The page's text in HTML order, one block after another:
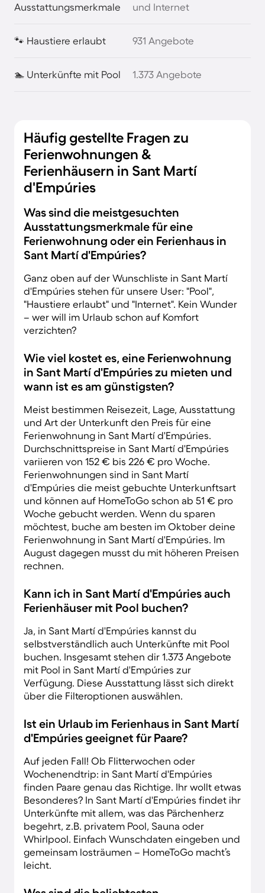
Ausstattungsmerkmale
und Internet
🐾 Haustiere erlaubt 931 Angebote
🏊 Unterkünfte mit Pool 1.373 Angebote
Häufig gestellte Fragen zu
Ferienwohnungen &
Ferienhäusern in Sant Martí
d'Empúries
Was sind die meistgesuchten
Ausstattungsmerkmale für eine
Ferienwohnung oder ein Ferienhaus in
Sant Martí d'Empúries?
Ganz oben auf der Wunschliste in Sant Martí
d'Empúries stehen für unsere User: "Pool",
"Haustiere erlaubt" und "Internet". Kein Wunder
– wer will im Urlaub schon auf Komfort
verzichten?
Wie viel kostet es, eine Ferienwohnung
in Sant Martí d'Empúries zu mieten und
wann ist es am günstigsten?
Meist bestimmen Reisezeit, Lage, Ausstattung
und Art der Unterkunft den Preis für eine
Ferienwohnung in Sant Martí d'Empúries.
Durchschnittspreise in Sant Martí d'Empúries
variieren von 152 € bis 226 € pro Woche.
Ferienwohnungen sind in Sant Martí
d'Empúries die meist gebuchte Unterkunftsart
und können auf HomeToGo schon ab 51 € pro
Woche gebucht werden. Wenn du sparen
möchtest, buche am besten im Oktober deine
Ferienwohnung in Sant Martí d'Empúries. Im
August dagegen musst du mit höheren Preisen
rechnen.
Kann ich in Sant Martí d'Empúries auch
Ferienhäuser mit Pool buchen?
Ja, in Sant Martí d'Empúries kannst du
selbstverständlich auch Unterkünfte mit Pool
buchen. Insgesamt stehen dir 1.373 Angebote
mit Pool in Sant Martí d'Empúries zur
Verfügung. Diese Ausstattung lässt sich direkt
über die Filteroptionen auswählen.
Ist ein Urlaub im Ferienhaus in Sant Martí
d'Empúries geeignet für Paare?
Auf jeden Fall! Ob Flitterwochen oder
Wochenendtrip: in Sant Martí d'Empúries
finden Paare genau das Richtige. Ihr wollt etwas
Besonderes? In Sant Martí d'Empúries findet ihr
Unterkünfte mit allem, was das Pärchenherz
begehrt, z.B. privatem Pool, Sauna oder
Whirlpool. Einfach Wunschdaten eingeben und
gemeinsam losträumen – HomeToGo macht’s
leicht.